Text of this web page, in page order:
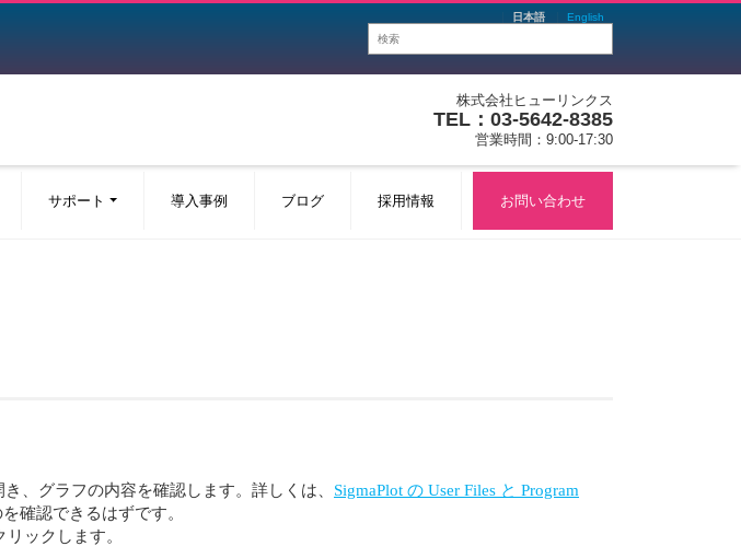
日本語 English
株式会社ヒューリンクス
TEL：03-5642-8385
営業時間：9:00-17:30
サポート 導入事例 ブログ 採用情報 お問い合わせ
き、グラフの内容を確認します。詳しくは、 SigmaPlot の User Files と Program
確認できるはずです。
リックします。